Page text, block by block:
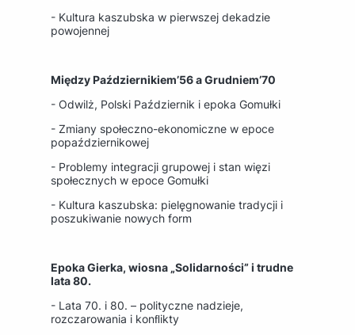
- Kultura kaszubska w pierwszej dekadzie
powojennej
Między Październikiem’56 a Grudniem’70
- Odwilż, Polski Październik i epoka Gomułki
- Zmiany społeczno-ekonomiczne w epoce
popaździernikowej
- Problemy integracji grupowej i stan więzi
społecznych w epoce Gomułki
- Kultura kaszubska: pielęgnowanie tradycji i
poszukiwanie nowych form
Epoka Gierka, wiosna „Solidarności” i trudne
lata 80.
- Lata 70. i 80. – polityczne nadzieje,
rozczarowania i konﬂikty